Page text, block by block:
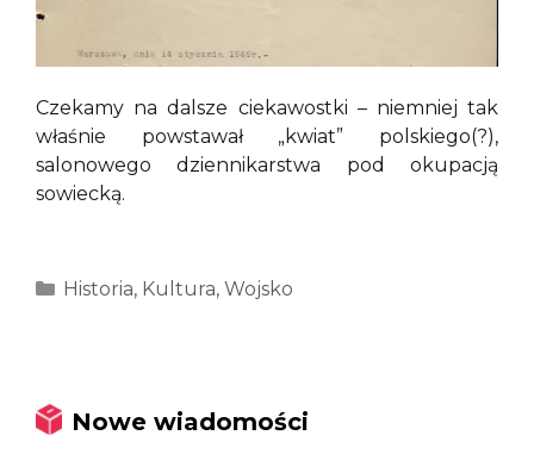
Czekamy na dalsze ciekawostki – niemniej tak
właśnie powstawał „kwiat” polskiego(?),
salonowego dziennikarstwa pod okupacją
sowiecką.
Kategorie
Historia, Kultura, Wojsko
Nowe wiadomości